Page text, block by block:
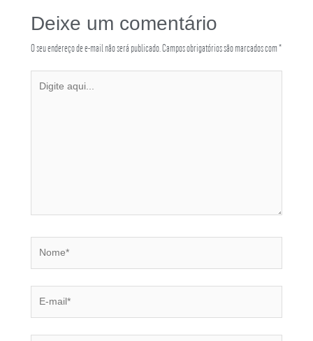
Deixe um comentário
O seu endereço de e-mail não será publicado. Campos obrigatórios são marcados com*